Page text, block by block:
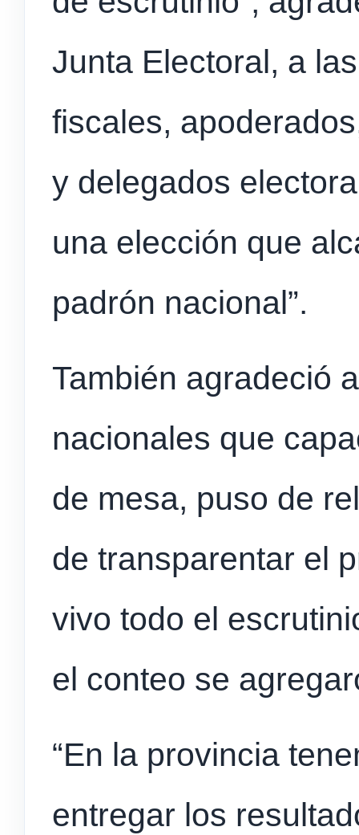
Junta Electoral, a
fiscales,
y delegados
una elección que
padrón nacional”.
También agradeció
nacionales que
de mesa, puso de
de transparentar el
vivo todo el
el conteo se
“En la provincia
entregar los